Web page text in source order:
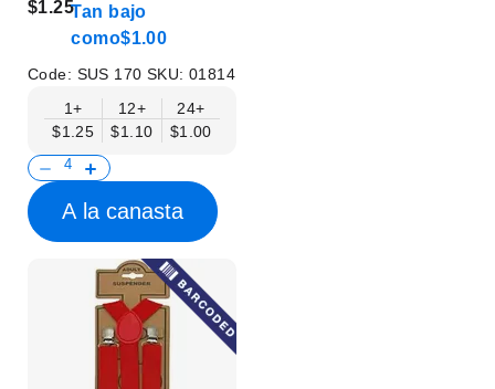
$1.25Tan bajo
como$1.00
Code: SUS 170 SKU:01814
1+
$1.25
12+
$1.10
24+
$1.00
A la canasta